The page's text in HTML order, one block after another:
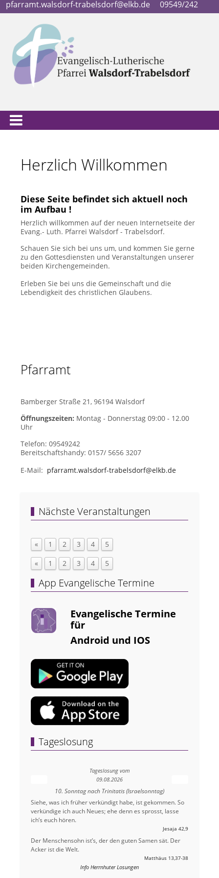
pfarramt.walsdorf-trabelsdorf@elkb.de 09549/242
Herzlich Willkommen
Diese Seite befindet sich aktuell noch
im Aufbau !
Herzlich willkommen auf der neuen Internetseite der
Evang.- Luth. Pfarrei Walsdorf - Trabelsdorf.
Schauen Sie sich bei uns um, und kommen Sie gerne
zu den Gottesdiensten und Veranstaltungen unserer
beiden Kirchengemeinden.
Erleben Sie bei uns die Gemeinschaft und die
Lebendigkeit des christlichen Glaubens.
Pfarramt
Bamberger Straße 21, 96194 Walsdorf
Öffnungszeiten: Montag - Donnerstag 09:00 - 12.00
Uhr
Telefon: 09549242
Bereitschaftshandy: 0157/ 5656 3207
E-Mail: pfarramt.walsdorf-trabelsdorf@elkb.de
Nächste Veranstaltungen
« 1 2 3 4 5
« 1 2 3 4 5
App Evangelische Termine
Evangelische Termine
für
Android und IOS
Tageslosung
Tageslosung vom
09.08.2026
10. Sonntag nach Trinitatis (Israelsonntag)
Siehe, was ich früher verkündigt habe, ist gekommen. So
verkündige ich auch Neues; ehe denn es sprosst, lasse
ich’s euch hören.
Jesaja 42,9
Der Menschensohn ist’s, der den guten Samen sät. Der
Acker ist die Welt.
Matthäus 13,37-38
Info Herrnhuter Losungen